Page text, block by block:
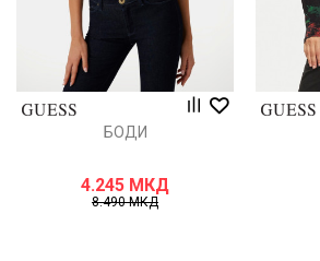
БОДИ
4.245 МКД
8.490МКД